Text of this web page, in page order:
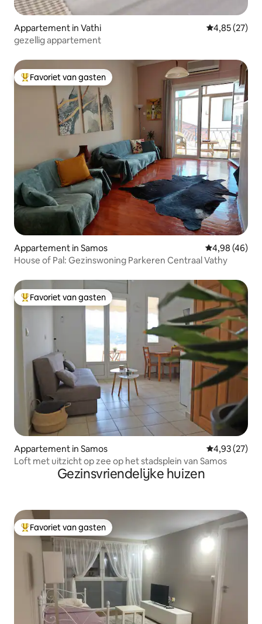
Appartement in Vathi Gemiddelde
4,85 (27)
gezellig appartement
Topfavoriet van gasten
Favoriet van gasten
Appartement in Samos Gemiddelde
4,98 (46)
House of Pal: Gezinswoning Parkeren Centraal Vathy
Topfavoriet van gasten
Favoriet van gasten
Appartement in Samos Gemiddelde
4,93 (27)
Loft met uitzicht op zee op het stadsplein van Samos
Gezinsvriendelijke huizen
Topfavoriet van gasten
Favoriet van gasten